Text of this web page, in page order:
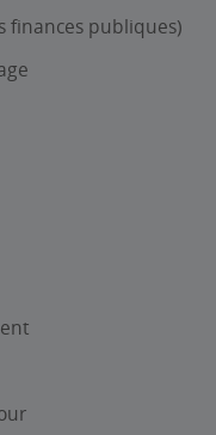
finances publiques)